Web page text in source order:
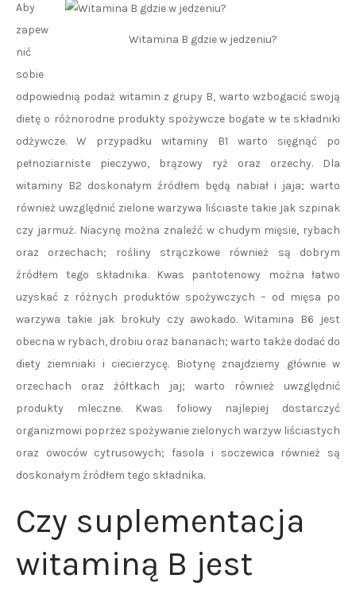
Witamina B gdzie w jedzeniu?
Aby
zapew
nić
sobie
odpowiednią podaż witamin z grupy B, warto wzbogacić swoją
dietę o różnorodne produkty spożywcze bogate w te składniki
odżywcze. W przypadku witaminy B1 warto sięgnąć po
pełnoziarniste pieczywo, brązowy ryż oraz orzechy. Dla
witaminy B2 doskonałym źródłem będą nabiał i jaja; warto
również uwzględnić zielone warzywa liściaste takie jak szpinak
czy jarmuż. Niacynę można znaleźć w chudym mięsie, rybach
oraz orzechach; rośliny strączkowe również są dobrym
źródłem tego składnika. Kwas pantotenowy można łatwo
uzyskać z różnych produktów spożywczych – od mięsa po
warzywa takie jak brokuły czy awokado. Witamina B6 jest
obecna w rybach, drobiu oraz bananach; warto także dodać do
diety ziemniaki i ciecierzycę. Biotynę znajdziemy głównie w
orzechach oraz żółtkach jaj; warto również uwzględnić
produkty mleczne. Kwas foliowy najlepiej dostarczyć
organizmowi poprzez spożywanie zielonych warzyw liściastych
oraz owoców cytrusowych; fasola i soczewica również są
doskonałym źródłem tego składnika.
Czy suplementacja
witaminą B jest